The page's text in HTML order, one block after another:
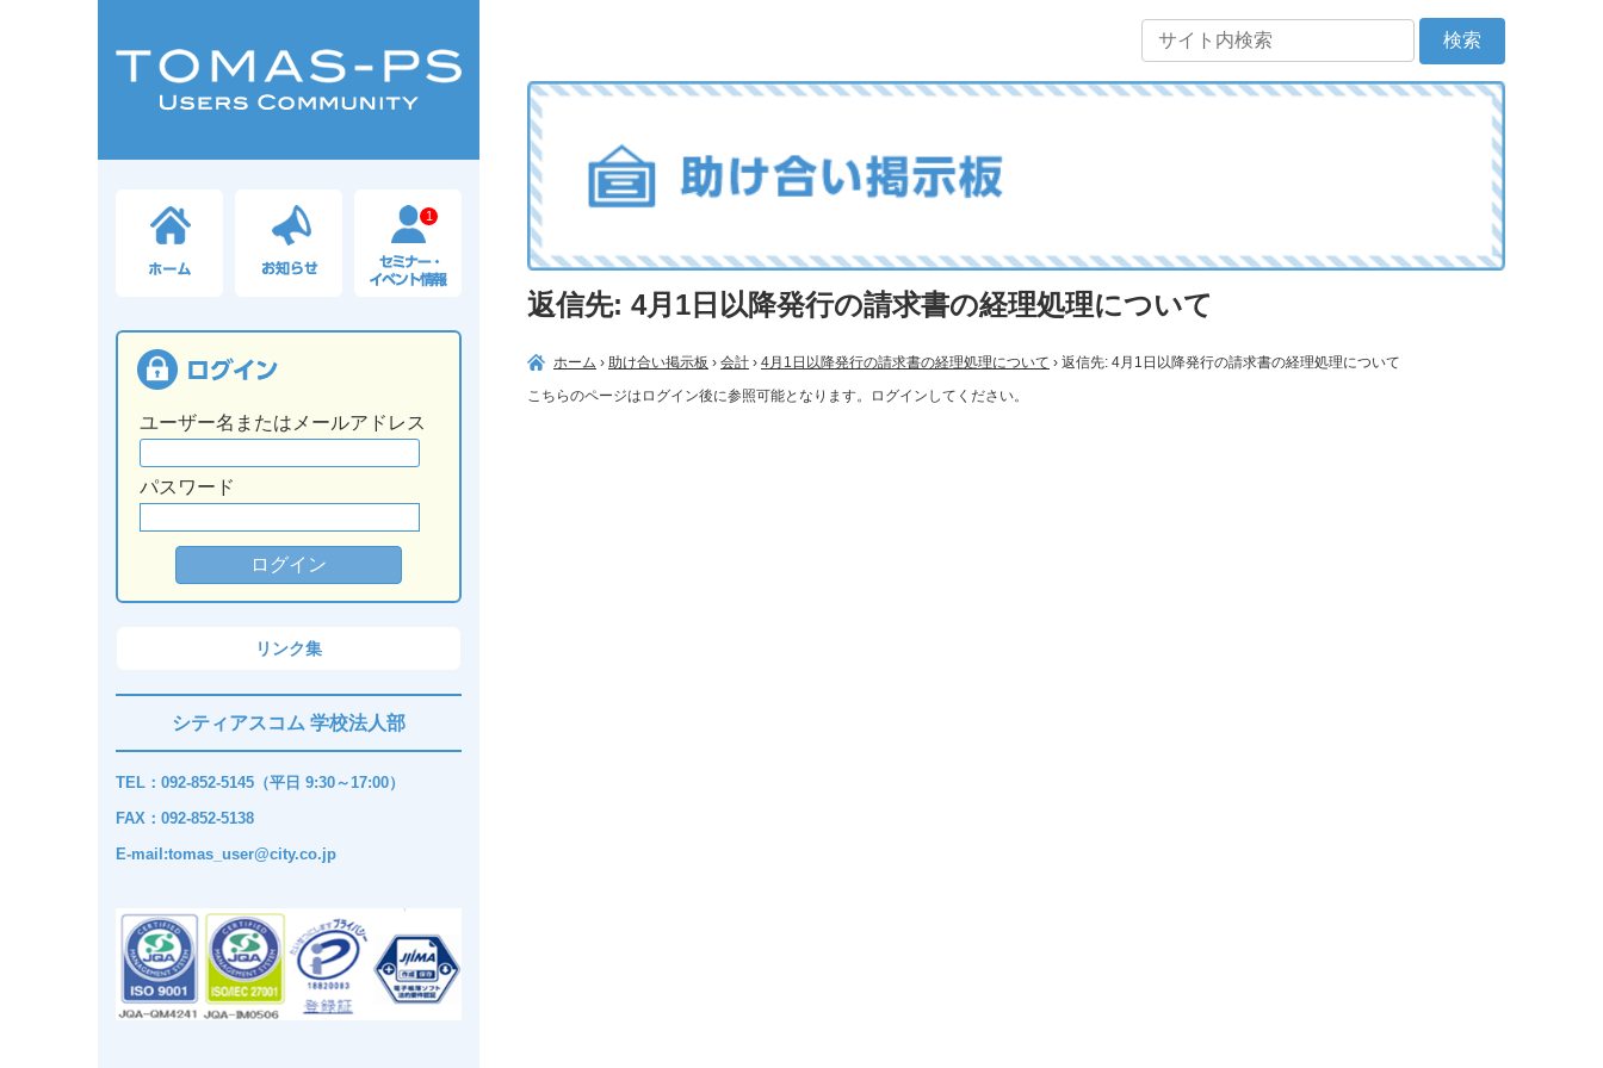
1
ユーザー名またはメールアドレス
パスワード
リンク集
シティアスコム 学校法人部
TEL：092-852-5145（平日 9:30～17:00）
FAX：092-852-5138
E-mail:tomas_user@city.co.jp
返信先: 4月1日以降発行の請求書の経理処理について
ホーム › 助け合い掲示板 › 会計 › 4月1日以降発行の請求書の経理処理について › 返信先: 4月1日以降発行の請求書の経理処理について
こちらのページはログイン後に参照可能となります。ログインしてください。